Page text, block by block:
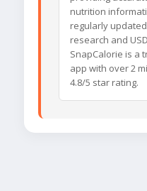
nutrition
regularly
research and
SnapCalorie is a
app with over 2
4.8/5 star rating.